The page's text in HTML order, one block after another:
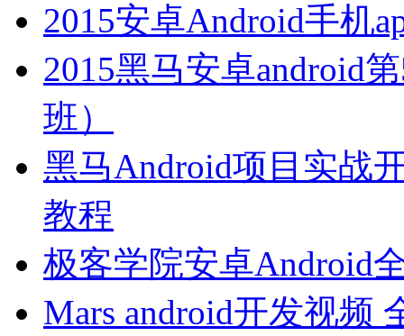
2015安卓Android手机
2015黑马安卓android
班）
黑马Android项目实战
教程
极客学院安卓Android
Mars android开发视频